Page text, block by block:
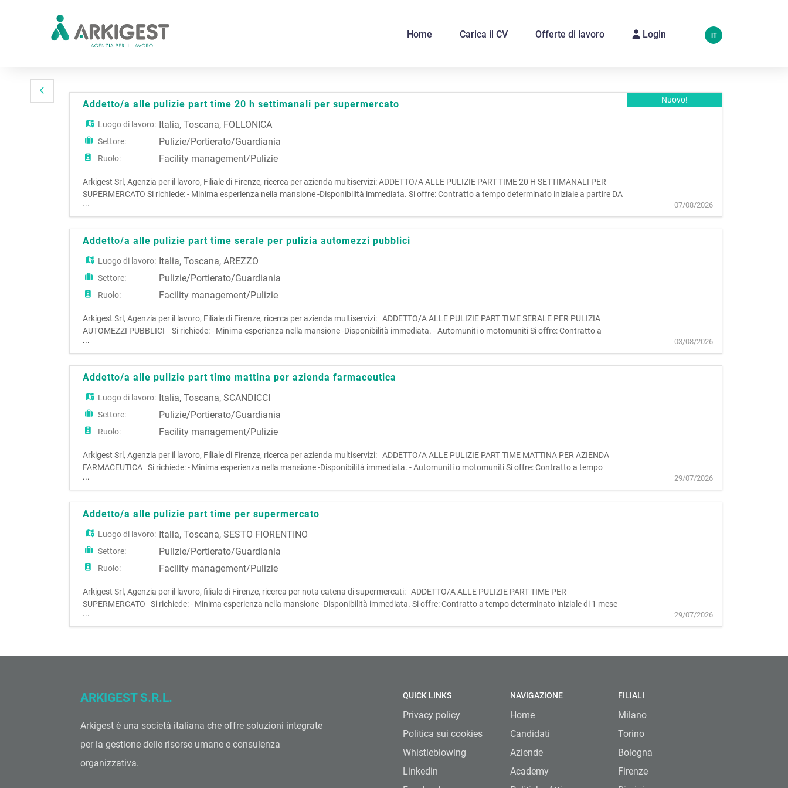
Home Carica il CV Offerte di lavoro Login IT
Addetto/a alle pulizie part time 20 h settimanali per supermercato
Luogo di lavoro: Italia,Toscana, FOLLONICA
Settore: Pulizie/Portierato/Guardiania
Ruolo: Facility management/Pulizie
Arkigest Srl, Agenzia per il lavoro, Filiale di Firenze, ricerca per azienda multiservizi: ADDETTO/A ALLE PULIZIE PART TIME 20 H SETTIMANALI PER
SUPERMERCATO Si richiede: - Minima esperienza nella mansione -Disponibilità immediata. Si offre: Contratto a tempo determinato iniziale a partire DA
SUBITO fino alla fine di SETTEMBRE CCNL: MULTISERV
...
Nuovo!
07/08/2026
Addetto/a alle pulizie part time serale per pulizia automezzi pubblici
Luogo di lavoro: Italia,Toscana,AREZZO
Settore: Pulizie/Portierato/Guardiania
Ruolo: Facility management/Pulizie
Arkigest Srl, Agenzia per il lavoro, Filiale di Firenze, ricerca per azienda multiservizi: ADDETTO/A ALLE PULIZIE PART TIME SERALE PER PULIZIA
AUTOMEZZI PUBBLICI Si richiede: - Minima esperienza nella mansione -Disponibilità immediata. - Automuniti o motomuniti Si offre: Contratto a
tempo determinato iniziale dal 06/08 al 14/09 con possi
... 03/08/2026
Addetto/a alle pulizie part time mattina per azienda farmaceutica
Luogo di lavoro: Italia,Toscana,SCANDICCI
Settore: Pulizie/Portierato/Guardiania
Ruolo: Facility management/Pulizie
Arkigest Srl, Agenzia per il lavoro, Filiale di Firenze, ricerca per azienda multiservizi: ADDETTO/A ALLE PULIZIE PART TIME MATTINA PER AZIENDA
FARMACEUTICA Si richiede: - Minima esperienza nella mansione -Disponibilità immediata. - Automuniti o motomuniti Si offre: Contratto a tempo
determinato iniziale di 1 mese con possibilità di stabi
... 29/07/2026
Addetto/a alle pulizie part time per supermercato
Luogo di lavoro: Italia,Toscana,SESTO FIORENTINO
Settore: Pulizie/Portierato/Guardiania
Ruolo: Facility management/Pulizie
Arkigest Srl, Agenzia per il lavoro, filiale di Firenze, ricerca per nota catena di supermercati: ADDETTO/A ALLE PULIZIE PART TIME PER
SUPERMERCATO Si richiede: - Minima esperienza nella mansione -Disponibilità immediata. Si offre: Contratto a tempo determinato iniziale di 1 mese
con possibilità di stabilizzazione CCNL: MULTISERVIZI 1° LI
... 29/07/2026
ARKIGEST S.R.L.
Arkigest è una società italiana che offre soluzioni integrate
per la gestione delle risorse umane e consulenza
organizzativa.
QUICK LINKS
Privacy policy
Politica sui cookies
Whistleblowing
Linkedin
NAVIGAZIONE
Home
Candidati
Aziende
Academy
FILIALI
Milano
Torino
Bologna
Firenze